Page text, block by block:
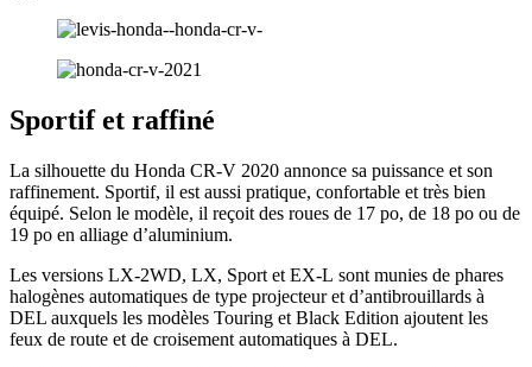
Sportif et raffiné
La silhouette du Honda CR-V 2020 annonce sa puissance et son
raffinement. Sportif, il est aussi pratique, confortable et très bien
équipé. Selon le modèle, il reçoit des roues de 17 po, de 18 po ou de
19 po en alliage d’aluminium.
Les versions LX-2WD, LX, Sport et EX-L sont munies de phares
halogènes automatiques de type projecteur et d’antibrouillards à
DEL auxquels les modèles Touring et Black Edition ajoutent les
feux de route et de croisement automatiques à DEL.